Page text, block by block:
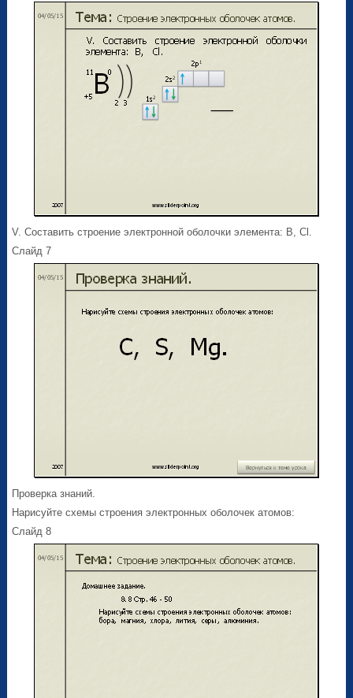
V. Составить строение электронной оболочки элемента: В, Cl.
Слайд 7
Проверка знаний.
Нарисуйте схемы строения электронных оболочек атомов:
Слайд 8